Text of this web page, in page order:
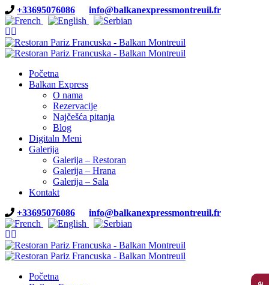
+33695076086 info@balkanexpressmontreuil.fr
Početna
Balkan Express
O nama
Rezervacije
Najčešća pitanja
Blog
Digitaln Meni
Galerija
Galerija – Restoran
Galerija – Hrana
Galerija – Sala
Kontakt
+33695076086
info@balkanexpressmontreuil.fr
Početna